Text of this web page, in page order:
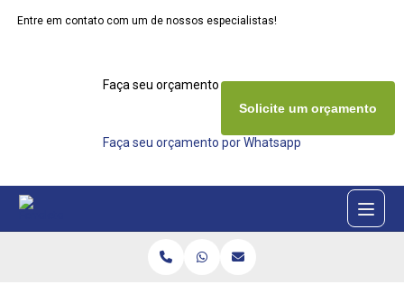
Entre em contato com um de nossos especialistas!
Faça seu orçamento agora mesmo
Faça seu orçamento por Whatsapp
Solicite um orçamento